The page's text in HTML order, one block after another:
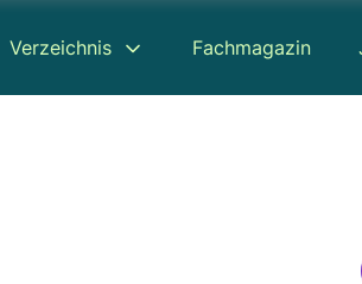
Verzeichnis Fachmagazin